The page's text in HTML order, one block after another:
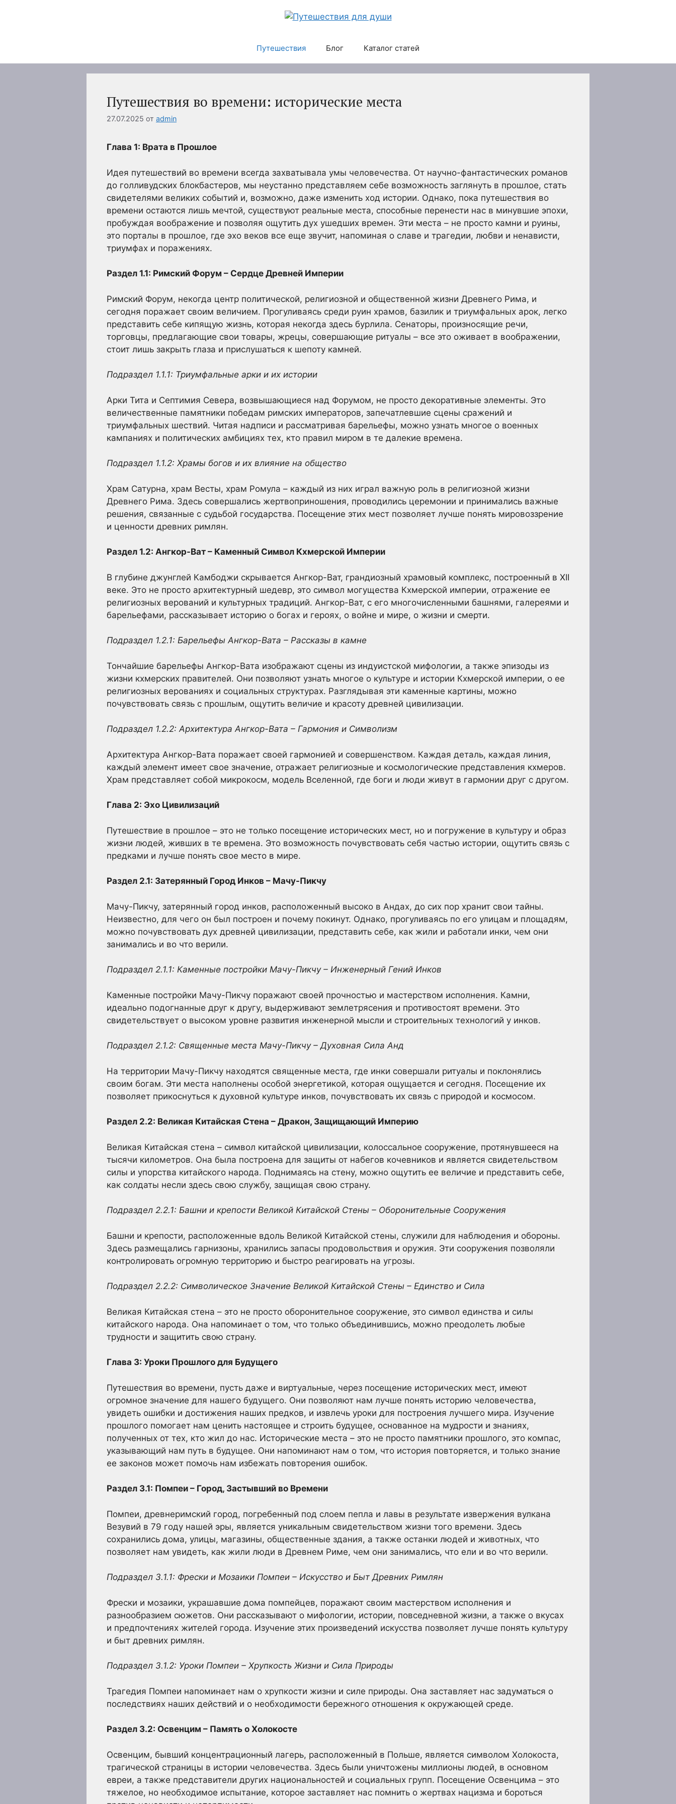
Путешествия Блог Каталог статей
Путешествия во времени: исторические места
27.07.2025 от admin
Глава 1: Врата в Прошлое
Идея путешествий во времени всегда захватывала умы человечества. От научно-фантастических романов
до голливудских блокбастеров, мы неустанно представляем себе возможность заглянуть в прошлое, стать
свидетелями великих событий и, возможно, даже изменить ход истории. Однако, пока путешествия во
времени остаются лишь мечтой, существуют реальные места, способные перенести нас в минувшие эпохи,
пробуждая воображение и позволяя ощутить дух ушедших времен. Эти места – не просто камни и руины,
это порталы в прошлое, где эхо веков все еще звучит, напоминая о славе и трагедии, любви и ненависти,
триумфах и поражениях.
Раздел 1.1: Римский Форум – Сердце Древней Империи
Римский Форум, некогда центр политической, религиозной и общественной жизни Древнего Рима, и
сегодня поражает своим величием. Прогуливаясь среди руин храмов, базилик и триумфальных арок, легко
представить себе кипящую жизнь, которая некогда здесь бурлила. Сенаторы, произносящие речи,
торговцы, предлагающие свои товары, жрецы, совершающие ритуалы – все это оживает в воображении,
стоит лишь закрыть глаза и прислушаться к шепоту камней.
Подраздел 1.1.1: Триумфальные арки и их истории
Арки Тита и Септимия Севера, возвышающиеся над Форумом, не просто декоративные элементы. Это
величественные памятники победам римских императоров, запечатлевшие сцены сражений и
триумфальных шествий. Читая надписи и рассматривая барельефы, можно узнать многое о военных
кампаниях и политических амбициях тех, кто правил миром в те далекие времена.
Подраздел 1.1.2: Храмы богов и их влияние на общество
Храм Сатурна, храм Весты, храм Ромула – каждый из них играл важную роль в религиозной жизни
Древнего Рима. Здесь совершались жертвоприношения, проводились церемонии и принимались важные
решения, связанные с судьбой государства. Посещение этих мест позволяет лучше понять мировоззрение
и ценности древних римлян.
Раздел 1.2: Ангкор-Ват – Каменный Символ Кхмерской Империи
В глубине джунглей Камбоджи скрывается Ангкор-Ват, грандиозный храмовый комплекс, построенный в XII
веке. Это не просто архитектурный шедевр, это символ могущества Кхмерской империи, отражение ее
религиозных верований и культурных традиций. Ангкор-Ват, с его многочисленными башнями, галереями и
барельефами, рассказывает историю о богах и героях, о войне и мире, о жизни и смерти.
Подраздел 1.2.1: Барельефы Ангкор-Вата – Рассказы в камне
Тончайшие барельефы Ангкор-Вата изображают сцены из индуистской мифологии, а также эпизоды из
жизни кхмерских правителей. Они позволяют узнать многое о культуре и истории Кхмерской империи, о ее
религиозных верованиях и социальных структурах. Разглядывая эти каменные картины, можно
почувствовать связь с прошлым, ощутить величие и красоту древней цивилизации.
Подраздел 1.2.2: Архитектура Ангкор-Вата – Гармония и Символизм
Архитектура Ангкор-Вата поражает своей гармонией и совершенством. Каждая деталь, каждая линия,
каждый элемент имеет свое значение, отражает религиозные и космологические представления кхмеров.
Храм представляет собой микрокосм, модель Вселенной, где боги и люди живут в гармонии друг с другом.
Глава 2: Эхо Цивилизаций
Путешествие в прошлое – это не только посещение исторических мест, но и погружение в культуру и образ
жизни людей, живших в те времена. Это возможность почувствовать себя частью истории, ощутить связь с
предками и лучше понять свое место в мире.
Раздел 2.1: Затерянный Город Инков – Мачу-Пикчу
Мачу-Пикчу, затерянный город инков, расположенный высоко в Андах, до сих пор хранит свои тайны.
Неизвестно, для чего он был построен и почему покинут. Однако, прогуливаясь по его улицам и площадям,
можно почувствовать дух древней цивилизации, представить себе, как жили и работали инки, чем они
занимались и во что верили.
Подраздел 2.1.1: Каменные постройки Мачу-Пикчу – Инженерный Гений Инков
Каменные постройки Мачу-Пикчу поражают своей прочностью и мастерством исполнения. Камни,
идеально подогнанные друг к другу, выдерживают землетрясения и противостоят времени. Это
свидетельствует о высоком уровне развития инженерной мысли и строительных технологий у инков.
Подраздел 2.1.2: Священные места Мачу-Пикчу – Духовная Сила Анд
На территории Мачу-Пикчу находятся священные места, где инки совершали ритуалы и поклонялись
своим богам. Эти места наполнены особой энергетикой, которая ощущается и сегодня. Посещение их
позволяет прикоснуться к духовной культуре инков, почувствовать их связь с природой и космосом.
Раздел 2.2: Великая Китайская Стена – Дракон, Защищающий Империю
Великая Китайская стена – символ китайской цивилизации, колоссальное сооружение, протянувшееся на
тысячи километров. Она была построена для защиты от набегов кочевников и является свидетельством
силы и упорства китайского народа. Поднимаясь на стену, можно ощутить ее величие и представить себе,
как солдаты несли здесь свою службу, защищая свою страну.
Подраздел 2.2.1: Башни и крепости Великой Китайской Стены – Оборонительные Сооружения
Башни и крепости, расположенные вдоль Великой Китайской стены, служили для наблюдения и обороны.
Здесь размещались гарнизоны, хранились запасы продовольствия и оружия. Эти сооружения позволяли
контролировать огромную территорию и быстро реагировать на угрозы.
Подраздел 2.2.2: Символическое Значение Великой Китайской Стены – Единство и Сила
Великая Китайская стена – это не просто оборонительное сооружение, это символ единства и силы
китайского народа. Она напоминает о том, что только объединившись, можно преодолеть любые
трудности и защитить свою страну.
Глава 3: Уроки Прошлого для Будущего
Путешествия во времени, пусть даже и виртуальные, через посещение исторических мест, имеют
огромное значение для нашего будущего. Они позволяют нам лучше понять историю человечества,
увидеть ошибки и достижения наших предков, и извлечь уроки для построения лучшего мира. Изучение
прошлого помогает нам ценить настоящее и строить будущее, основанное на мудрости и знаниях,
полученных от тех, кто жил до нас. Исторические места – это не просто памятники прошлого, это компас,
указывающий нам путь в будущее. Они напоминают нам о том, что история повторяется, и только знание
ее законов может помочь нам избежать повторения ошибок.
Раздел 3.1: Помпеи – Город, Застывший во Времени
Помпеи, древнеримский город, погребенный под слоем пепла и лавы в результате извержения вулкана
Везувий в 79 году нашей эры, является уникальным свидетельством жизни того времени. Здесь
сохранились дома, улицы, магазины, общественные здания, а также останки людей и животных, что
позволяет нам увидеть, как жили люди в Древнем Риме, чем они занимались, что ели и во что верили.
Подраздел 3.1.1: Фрески и Мозаики Помпеи – Искусство и Быт Древних Римлян
Фрески и мозаики, украшавшие дома помпейцев, поражают своим мастерством исполнения и
разнообразием сюжетов. Они рассказывают о мифологии, истории, повседневной жизни, а также о вкусах
и предпочтениях жителей города. Изучение этих произведений искусства позволяет лучше понять культуру
и быт древних римлян.
Подраздел 3.1.2: Уроки Помпеи – Хрупкость Жизни и Сила Природы
Трагедия Помпеи напоминает нам о хрупкости жизни и силе природы. Она заставляет нас задуматься о
последствиях наших действий и о необходимости бережного отношения к окружающей среде.
Раздел 3.2: Освенцим – Память о Холокосте
Освенцим, бывший концентрационный лагерь, расположенный в Польше, является символом Холокоста,
трагической страницы в истории человечества. Здесь были уничтожены миллионы людей, в основном
евреи, а также представители других национальностей и социальных групп. Посещение Освенцима – это
тяжелое, но необходимое испытание, которое заставляет нас помнить о жертвах нацизма и бороться